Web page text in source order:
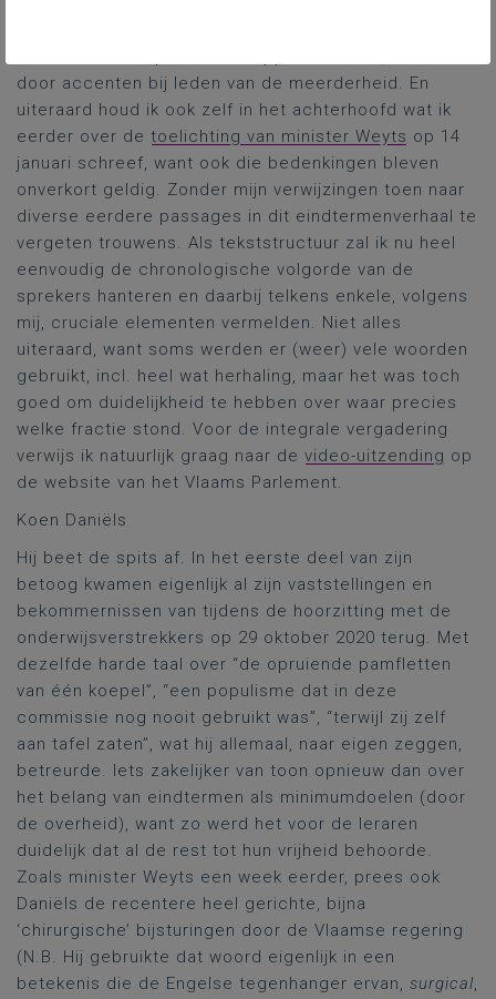
door accenten bij leden van de meerderheid. En
uiteraard houd ik ook zelf in het achterhoofd wat ik
eerder over de toelichting van minister Weyts op 14
januari schreef, want ook die bedenkingen bleven
onverkort geldig. Zonder mijn verwijzingen toen naar
diverse eerdere passages in dit eindtermenverhaal te
vergeten trouwens. Als tekststructuur zal ik nu heel
eenvoudig de chronologische volgorde van de
sprekers hanteren en daarbij telkens enkele, volgens
mij, cruciale elementen vermelden. Niet alles
uiteraard, want soms werden er (weer) vele woorden
gebruikt, incl. heel wat herhaling, maar het was toch
goed om duidelijkheid te hebben over waar precies
welke fractie stond. Voor de integrale vergadering
verwijs ik natuurlijk graag naar de video-uitzending op
de website van het Vlaams Parlement.
Koen Daniëls
Hij beet de spits af. In het eerste deel van zijn
betoog kwamen eigenlijk al zijn vaststellingen en
bekommernissen van tijdens de hoorzitting met de
onderwijsverstrekkers op 29 oktober 2020 terug. Met
dezelfde harde taal over “de opruiende pamfletten
van één koepel”, “een populisme dat in deze
commissie nog nooit gebruikt was”, “terwijl zij zelf
aan tafel zaten”, wat hij allemaal, naar eigen zeggen,
betreurde. Iets zakelijker van toon opnieuw dan over
het belang van eindtermen als minimumdoelen (door
de overheid), want zo werd het voor de leraren
duidelijk dat al de rest tot hun vrijheid behoorde.
Zoals minister Weyts een week eerder, prees ook
Daniëls de recentere heel gerichte, bijna
‘chirurgische’ bijsturingen door de Vlaamse regering
(N.B. Hij gebruikte dat woord eigenlijk in een
betekenis die de Engelse tegenhanger ervan, surgical,